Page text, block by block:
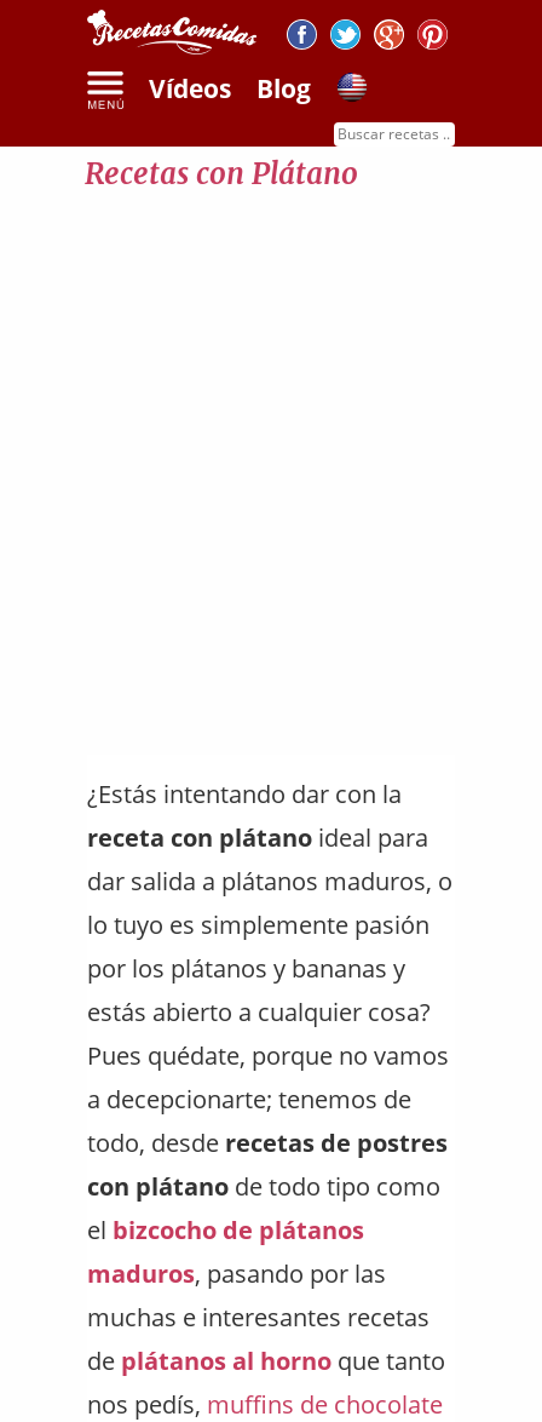
Vídeos Blog
Recetas con Plátano
¿Estás intentando dar con la
receta con plátano ideal para
dar salida a plátanos maduros, o
lo tuyo es simplemente pasión
por los plátanos y bananas y
estás abierto a cualquier cosa?
Pues quédate, porque no vamos
a decepcionarte; tenemos de
todo, desde recetas de postres
con plátano de todo tipo como
el bizcocho de plátanos
maduros, pasando por las
muchas e interesantes recetas
de plátanos al horno que tanto
nos pedís, muffins de chocolate